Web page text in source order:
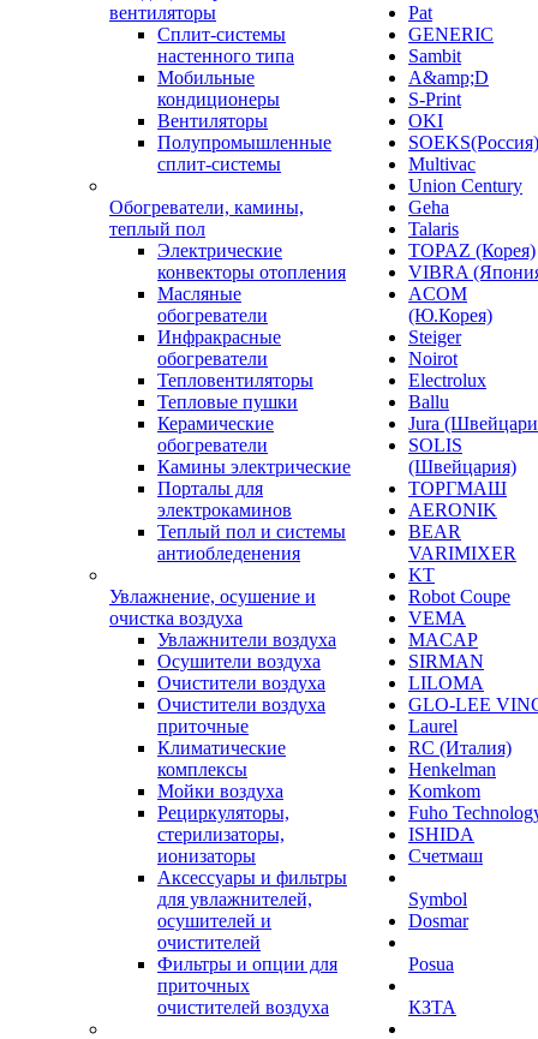
вентиляторы
Сплит-системы
настенного типа
Мобильные
кондиционеры
Вентиляторы
Полупромышленные
сплит-системы
Обогреватели, камины,
теплый пол
Электрические
конвекторы отопления
Масляные
обогреватели
Инфракрасные
обогреватели
Тепловентиляторы
Тепловые пушки
Керамические
обогреватели
Камины электрические
Порталы для
электрокаминов
Теплый пол и системы
антиобледенения
Увлажнение, осушение и
очистка воздуха
Увлажнители воздуха
Осушители воздуха
Очистители воздуха
Очистители воздуха
приточные
Климатические
комплексы
Мойки воздуха
Рециркуляторы,
стерилизаторы,
ионизаторы
Аксессуары и фильтры
для увлажнителей,
осушителей и
очистителей
Фильтры и опции для
приточных
очистителей воздуха
Pat
GENERIC
Sambit
A&amp;D
S-Print
OKI
SOEKS(Россия)
Multivac
Union Century
Geha
Talaris
TOPAZ (Корея)
VIBRA
ACOM
(Ю.Корея)
Steiger
Noirot
Electrolux
Ballu
Jura
SOLIS
(Швейцария)
ТОРГМАШ
AERONIK
BEAR
VARIMIXER
KT
Robot Coupe
VEMA
MACAP
SIRMAN
LILOMA
GLO-LEE
Laurel
RC (Италия)
Henkelman
Komkom
Fuho
ISHIDA
Счетмаш
Symbol
Dosmar
Posua
КЗТА